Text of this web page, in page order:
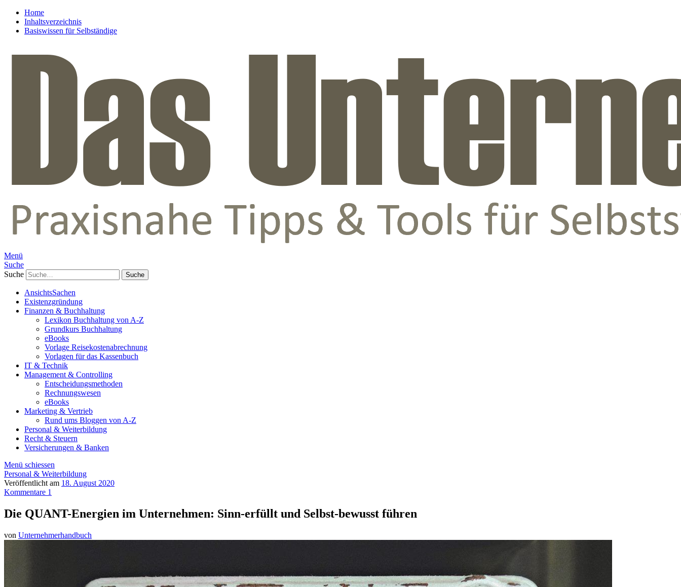
Home
Inhaltsverzeichnis
Basiswissen für Selbständige
Menü
Suche
Suche
AnsichtsSachen
Existenzgründung
Finanzen & Buchhaltung
Lexikon Buchhaltung von A-Z
Grundkurs Buchhaltung
eBooks
Vorlage Reisekostenabrechnung
Vorlagen für das Kassenbuch
IT & Technik
Management & Controlling
Entscheidungsmethoden
Rechnungswesen
eBooks
Marketing & Vertrieb
Rund ums Bloggen von A-Z
Personal & Weiterbildung
Recht & Steuern
Versicherungen & Banken
Menü schiessen
Personal & Weiterbildung
Veröffentlicht am 18. August 2020
Kommentare 1
Die QUANT-Energien im Unternehmen: Sinn-erfüllt und Selbst-bewusst führen
von Unternehmerhandbuch